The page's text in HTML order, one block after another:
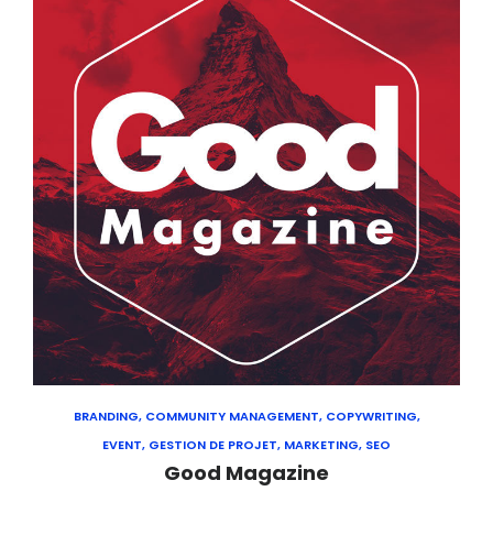
BRANDING, COMMUNITY MANAGEMENT, COPYWRITING,
EVENT, GESTION DE PROJET, MARKETING, SEO
Good Magazine